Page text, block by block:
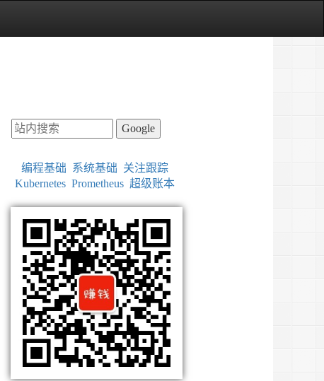
Google
编程基础 系统基础 关注跟踪
Kubernetes Prometheus 超级账本